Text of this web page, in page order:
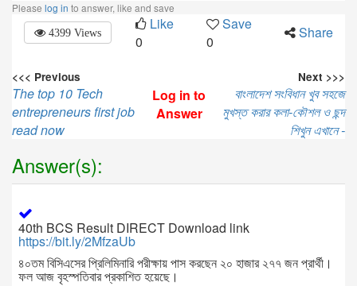
Please log in to answer, like and save
4399 Views
Like
0
Save
0
Share
<<< Previous
The top 10 Tech
entrepreneurs first job
read now
Log in to
Answer
Next >>>
বাংলাদেশ সংবিধান খুব সহজে
মুখস্ত করার কলা-কৌশল ও ছন্দ
শিখুন এখানে -
Answer(s):
40th BCS Result DIRECT Download link
https://bit.ly/2MfzaUb
৪০তম বিসিএসের প্রিলিমিনারি পরীক্ষায় পাস করছেন ২০ হাজার ২৭৭ জন প্রার্থী।
ফল আজ বৃহস্পতিবার প্রকাশিত হয়েছে।